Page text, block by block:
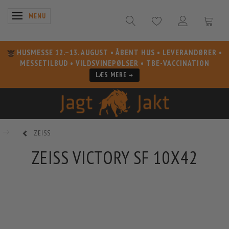
SKIFTE NAVIGATION
MENU
HUSMESSE 12.–13. AUGUST • ÅBENT HUS • LEVERANDØRER •
MESSETILBUD • VILDSVINEPØLSER • TBE-VACCINATION
LÆS MERE →
ZEISS
ZEISS VICTORY SF 10X42